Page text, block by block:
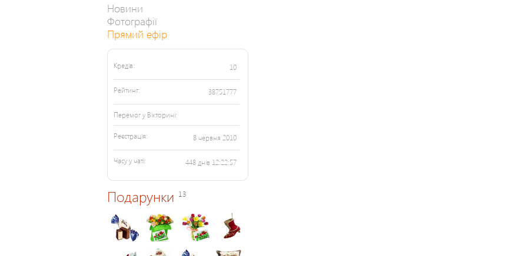
Новини
Фотографії
Прямий ефір
Кредів: 10
Рейтинг: 38751777
Перемог у Вікторині:
Реєстрація: 8 червня 2010
Часу у чаті: 448 днів 12:22:57
Подарунки 13